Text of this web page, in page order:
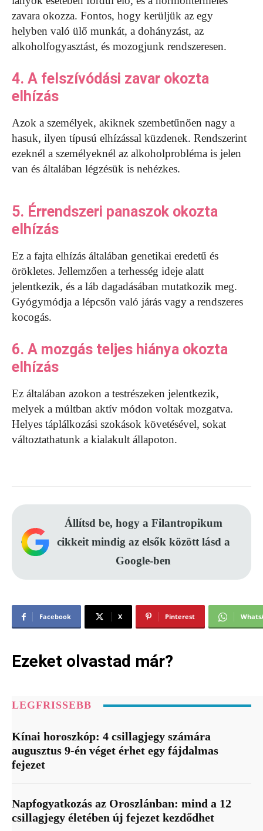
zavara okozza. Fontos, hogy kerüljük az egy
helyben való ülő munkát, a dohányzást, az
alkoholfogyasztást, és mozogjunk rendszeresen.
4. A felszívódási zavar okozta
elhízás
Azok a személyek, akiknek szembetűnően nagy a
hasuk, ilyen típusú elhízással küzdenek. Rendszerint
ezeknél a személyeknél az alkoholprobléma is jelen
van és általában légzésük is nehézkes.
5. Érrendszeri panaszok okozta
elhízás
Ez a fajta elhízás általában genetikai eredetű és
örökletes. Jellemzően a terhesség ideje alatt
jelentkezik, és a láb dagadásában mutatkozik meg.
Gyógymódja a lépcsőn való járás vagy a rendszeres
kocogás.
6. A mozgás teljes hiánya okozta
elhízás
Ez általában azokon a testrészeken jelentkezik,
melyek a múltban aktív módon voltak mozgatva.
Helyes táplálkozási szokások követésével, sokat
változtathatunk a kialakult állapoton.
Állítsd be, hogy a Filantropikum
cikkeit mindig az elsők között lásd a
Google-ben
Facebook X Pinterest
Ezeket olvastad már?
LEGFRISSEBB
Kínai horoszkóp: 4 csillagjegy számára
augusztus 9-én véget érhet egy fájdalmas
fejezet
Napfogyatkozás az Oroszlánban: mind a 12
csillagjegy életében új fejezet kezdődhet